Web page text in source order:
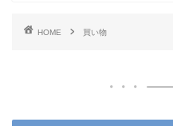
HOME 買い物